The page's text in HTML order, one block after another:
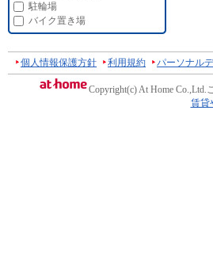
駐輪場
バイク置き場
個人情報保護方針 利用規約 パーソナル
Copyright(c) At Home Co.,Ltd.
賃貸